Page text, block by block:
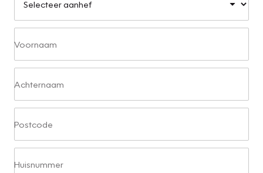
Voornaam
Achternaam
Postcode
Huisnummer